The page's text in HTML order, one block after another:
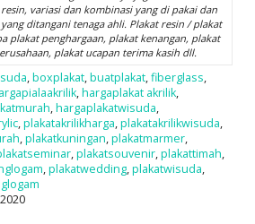
variasi dan kombinasi yang di pakai dan
ditangani tenaga ahli. Plakat resin / plakat
plakat penghargaan, plakat kenangan, plakat
plakat ucapan terima kasih dll.
,boxplakat,buatplakat,fiberglass,
,hargaplakat akrilik,
,hargaplakatwisuda,
,plakatakrilikharga,plakatakrilikwisuda,
,plakatkuningan,plakatmarmer,
,plakatsouvenir,plakattimah,
,plakatwedding,plakatwisuda,